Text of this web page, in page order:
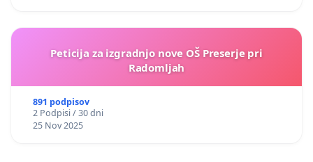
Peticija za izgradnjo nove OŠ Preserje pri
Radomljah
891 podpisov
2 Podpisi / 30 dni
25 Nov 2025